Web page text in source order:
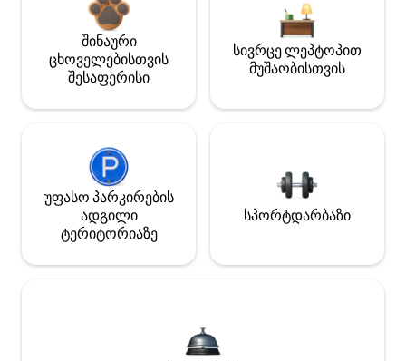
შინაური
ცხოველებისთვის
შესაფერისი
სივრცე ლეპტოპით
მუშაობისთვის
უფასო პარკირების
ადგილი
ტერიტორიაზე
სპორტდარბაზი